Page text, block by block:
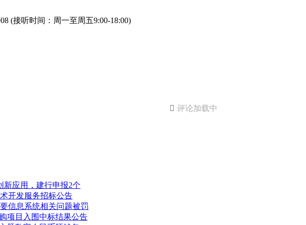
(接听时间：周一至周五9:00-18:00)
 评论加载中
新应用，建行申报2个
开发服务招标公告
信息系统相关问题被罚
项目入围中标结果公告